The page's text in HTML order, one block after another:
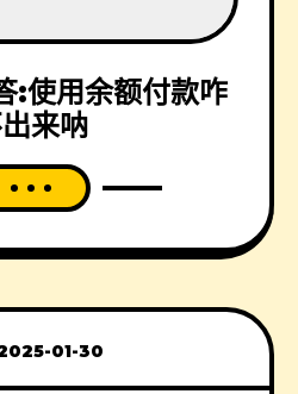
:使用余额付款咋
来呐
01-30